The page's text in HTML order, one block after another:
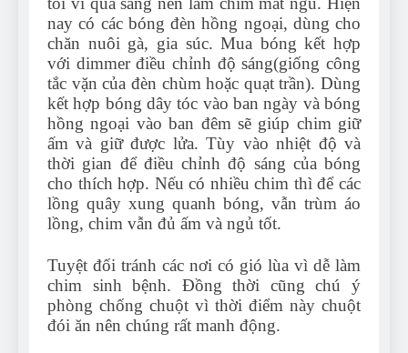
nay có các bóng đèn hồng ngoại, dùng cho
chăn nuôi gà, gia súc. Mua bóng kết hợp
với dimmer điều chỉnh độ sáng(giống công
tắc vặn của đèn chùm hoặc quạt trần). Dùng
kết hợp bóng dây tóc vào ban ngày và bóng
hồng ngoại vào ban đêm sẽ giúp chim giữ
ấm và giữ được lửa. Tùy vào nhiệt độ và
thời gian để điều chỉnh độ sáng của bóng
cho thích hợp. Nếu có nhiều chim thì để các
lồng quây xung quanh bóng, vẫn trùm áo
lồng, chim vẫn đủ ấm và ngủ tốt.
Tuyệt đối tránh các nơi có gió lùa vì dễ làm
chim sinh bệnh. Đồng thời cũng chú ý
phòng chống chuột vì thời điểm này chuột
đói ăn nên chúng rất manh động.